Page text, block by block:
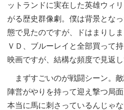
ットランドに実在した英雄ウィ
がる歴史群像劇。僕は背景とな
態で見たのですが、ドはまりし
ＶＤ、ブルーレイと全部買って
映画ですが、結構な頻度で見返
まずすごいのが戦闘シーン。
陣営がやりを持って迎え撃つ局
本当に馬に刺さっているんじゃ